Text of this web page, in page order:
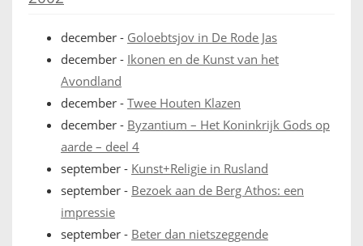
december - Goloebtsjov in De Rode Jas
december - Ikonen en de Kunst van het
Avondland
december - Twee Houten Klazen
december - Byzantium – Het Koninkrijk Gods op
aarde – deel 4
september - Kunst+Religie in Rusland
september - Bezoek aan de Berg Athos: een
impressie
september - Beter dan nietszeggende